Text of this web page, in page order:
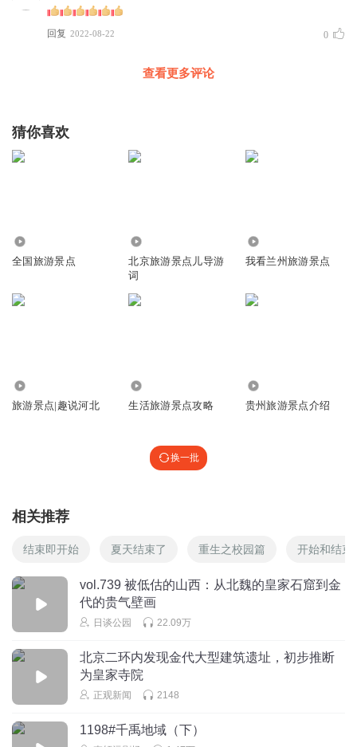
回复 2022-08-22 0
查看更多评论
猜你喜欢
全国旅游景点
北京旅游景点儿导游
词
我看兰州旅游景点
旅游景点|趣说河北 生活旅游景点攻略 贵州旅游景点介绍
换一批
相关推荐
结束即开始 夏天结束了 重生之校园篇 开始和结束
vol.739 被低估的山西：从北魏的皇家石窟到金
代的贵气壁画
日谈公园 22.09万
北京二环内发现金代大型建筑遗址，初步推断
为皇家寺院
正观新闻 2148
1198#千禹地域（下）